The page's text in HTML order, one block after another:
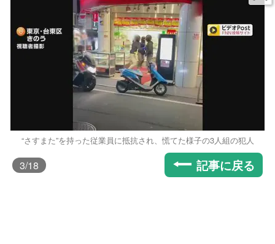
“さすまた”を持った従業員に抵抗され、慌てた様子の3人組の犯人
3/18 記事に戻る